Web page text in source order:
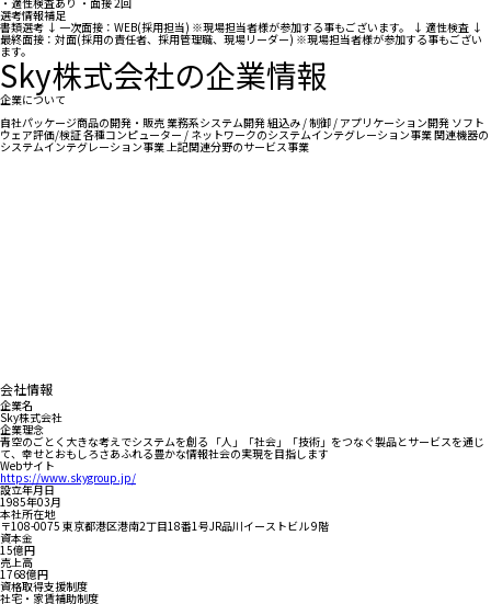
選考情報補足
書類選考 ↓ 一次面接：WEB(採用担当) ※現場担当者様が参加する事もございます。 ↓ 適性検査 ↓
最終面接：対面(採用の責任者、採用管理職、現場リーダー) ※現場担当者様が参加する事もござい
ます。
Sky株式会社の企業情報
企業について
自社パッケージ商品の開発・販売 業務系システム開発 組込み / 制御 / アプリケーション開発 ソフト
ウェア評価/検証 各種コンピューター / ネットワークのシステムインテグレーション事業 関連機器の
システムインテグレーション事業 上記関連分野のサービス事業
会社情報
企業名
Sky株式会社
企業理念
青空のごとく大きな考えでシステムを創る 「人」「社会」「技術」をつなぐ製品とサービスを通じ
て、幸せとおもしろさあふれる豊かな情報社会の実現を目指します
Webサイト
https://www.skygroup.jp/
設立年月日
1985年03月
本社所在地
〒108-0075 東京都港区港南2丁目18番1号JR品川イーストビル 9階
資本金
15億円
売上高
1768億円
資格取得支援制度
社宅・家賃補助制度